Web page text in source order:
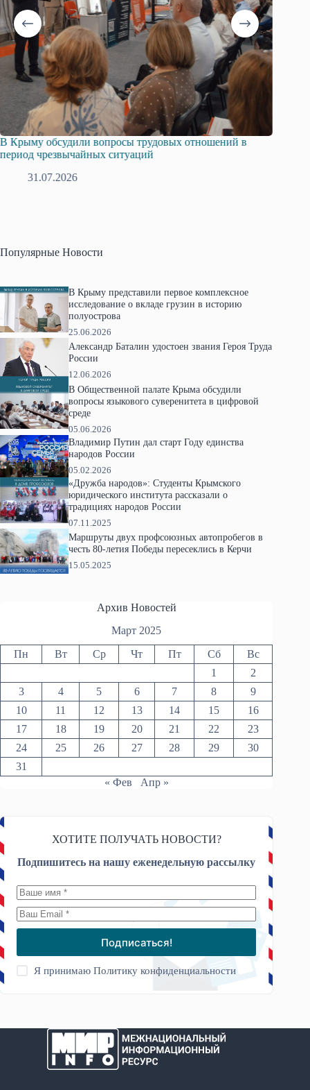
В Крыму обсудили вопросы трудовых отношений в
период чрезвычайных ситуаций
31.07.2026
Популярные Новости
В Крыму представили первое комплексное
исследование о вкладе грузин в историю
полуострова
25.06.2026
Александр Баталин удостоен звания Героя Труда
России
12.06.2026
В Общественной палате Крыма обсудили
вопросы языкового суверенитета в цифровой
среде
05.06.2026
Владимир Путин дал старт Году единства
народов России
05.02.2026
«Дружба народов»: Студенты Крымского
юридического института рассказали о
традициях народов России
07.11.2025
Маршруты двух профсоюзных автопробегов в
честь 80-летия Победы пересеклись в Керчи
15.05.2025
Архив Новостей
Март 2025
Пн Вт Ср Чт Пт Сб
Вс
1
2
3
4 5 6 7 8
9
10
11 12 13 14 15
16
17
18 19 20 21 22
23
24
25 26 27 28 29
30
31
« Фев
Апр »
ХОТИТЕ ПОЛУЧАТЬ НОВОСТИ?
Подпишитесь на нашу еженедельную рассылку
Подписаться!
Я принимаюПолитику конфиденциальности